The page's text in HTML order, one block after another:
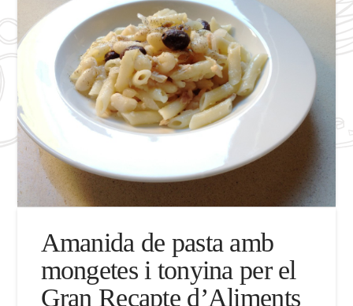
Amanida de pasta amb
mongetes i tonyina per el
Gran Recapte d’Aliments